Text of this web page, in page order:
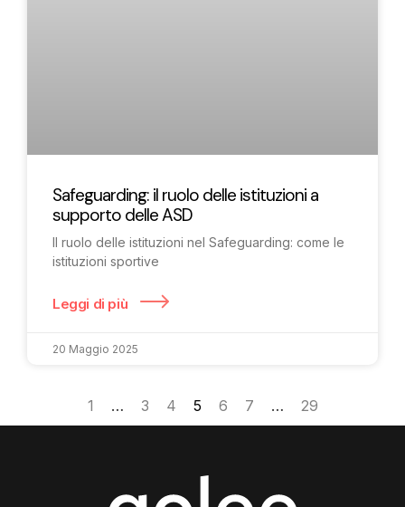
Safeguarding: il ruolo delle istituzioni a
supporto delle ASD
Il ruolo delle istituzioni nel Safeguarding: come le
istituzioni sportive
Leggi di più
20 Maggio 2025
1 … 3 4 5 6 7 … 29